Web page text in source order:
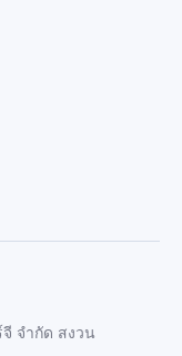
จำกัด สงวน